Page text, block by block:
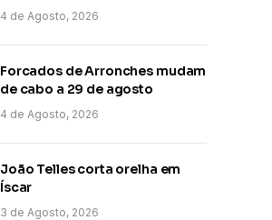
4 de Agosto, 2026
Forcados de Arronches mudam
de cabo a 29 de agosto
4 de Agosto, 2026
João Telles corta orelha em
Íscar
3 de Agosto, 2026